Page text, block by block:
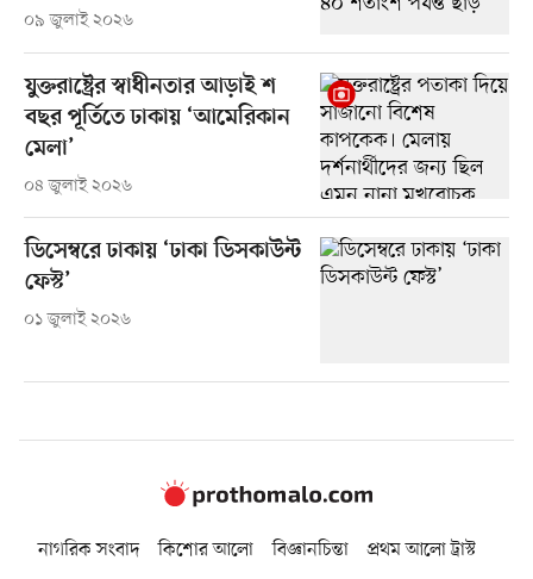
০৯ জুলাই ২০২৬
যুক্তরাষ্ট্রের স্বাধীনতার আড়াই শ
বছর পূর্তিতে ঢাকায় ‘আমেরিকান
মেলা’
০৪ জুলাই ২০২৬
ডিসেম্বরে ঢাকায় ‘ঢাকা ডিসকাউন্ট
ফেস্ট’
০১ জুলাই ২০২৬
নাগরিক সংবাদ কিশোর আলো বিজ্ঞানচিন্তা
প্রথম আলো ট্রাস্ট